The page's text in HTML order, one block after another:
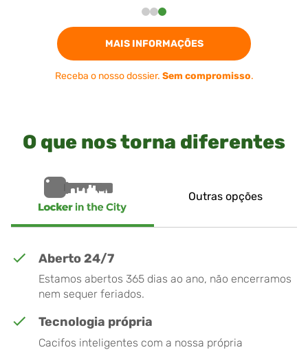
MAIS INFORMAÇÕES
Receba o nosso dossier. Sem compromisso.
O que nos torna diferentes
Outras opções
Aberto 24/7
Estamos abertos 365 dias ao ano, não encerramos
nem sequer feriados.
Tecnologia própria
Cacifos inteligentes com a nossa própria